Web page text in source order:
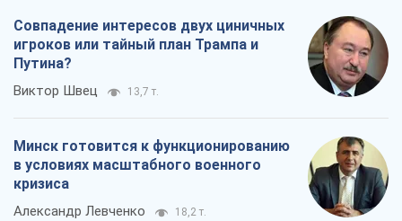
Совпадение интересов двух циничных
игроков или тайный план Трампа и
Путина?
Виктор Швец 13,7 т.
Минск готовится к функционированию
в условиях масштабного военного
кризиса
Александр Левченко 18,2 т.